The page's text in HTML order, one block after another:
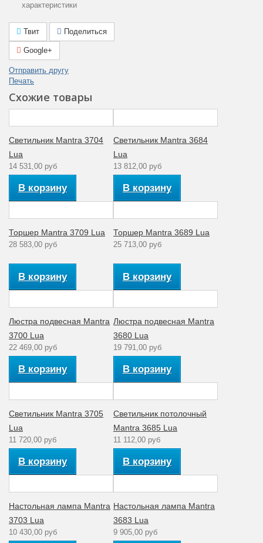
Лампы в
Площадь
освещения
(м2)
Общая
мощность (Вт)
производителя
12
Тип
поверхности
арматуры
Глянцевый
Цвет плафона Белый
Тип ламп Энергосберегающие
Мощность
Артикул
арматуры
Количество
ламп
Стиль
Рабочее
220
Аналог лампе
(Вт)
плафонов
температур
Комнатная
температура
Материал
плафона
характеристики
Твит Поделиться
Google+
Отправить другу
Печать
Схожие товары
Светильник Mantra 3704
Lua
14 531,00 руб
В корзину
Светильник Mantra 3684
Lua
13 812,00 руб
В корзину
Торшер Mantra 3709 Lua
28 583,00 руб
В корзину
Торшер Mantra 3689 Lua
25 713,00 руб
В корзину
Люстра подвесная Mantra
3700 Lua
22 469,00 руб
В корзину
Люстра подвесная Mantra
3680 Lua
19 791,00 руб
В корзину
Светильник Mantra 3705
Lua
11 720,00 руб
В корзину
Светильник потолочный
Mantra 3685 Lua
11 112,00 руб
В корзину
Настольная лампа Mantra
3703 Lua
10 430,00 руб
Настольная лампа Mantra
3683 Lua
9 905,00 руб